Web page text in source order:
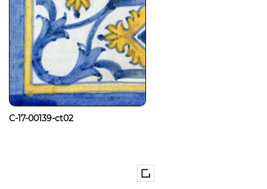
C-17-00139-ct02